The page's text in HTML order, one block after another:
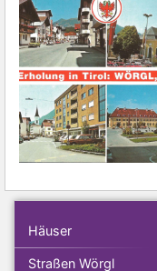
Häuser
Straßen Wörgl